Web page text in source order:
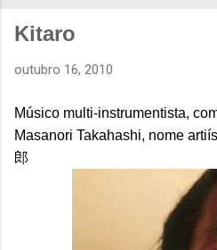
Kitaro
outubro 16, 2010
Músico multi-instrumentista,
Masanori Takahashi, nome
郎